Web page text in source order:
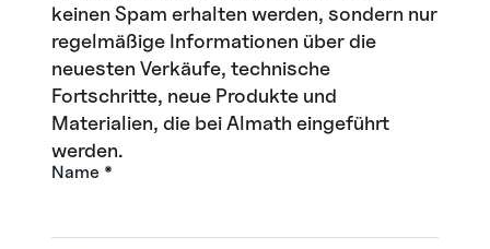
keinen Spam erhalten werden, sondern nur
regelmäßige Informationen über die
neuesten Verkäufe, technische
Fortschritte, neue Produkte und
Materialien, die bei Almath eingeführt
werden.
Name *